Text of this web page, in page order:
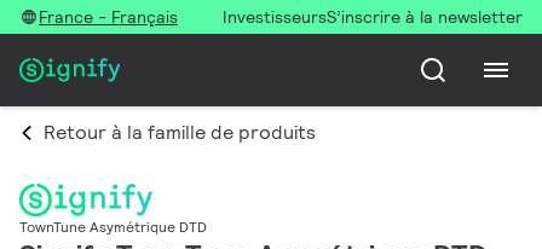
France - Français InvestisseursS’inscrire à la newsletter
Retour à la famille de produits
TownTune Asymétrique DTD